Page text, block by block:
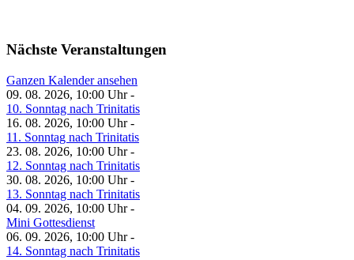
Nächste Veranstaltungen
Ganzen Kalender ansehen
09. 08. 2026, 10:00 Uhr -
10. Sonntag nach Trinitatis
16. 08. 2026, 10:00 Uhr -
11. Sonntag nach Trinitatis
23. 08. 2026, 10:00 Uhr -
12. Sonntag nach Trinitatis
30. 08. 2026, 10:00 Uhr -
13. Sonntag nach Trinitatis
04. 09. 2026, 10:00 Uhr -
Mini Gottesdienst
06. 09. 2026, 10:00 Uhr -
14. Sonntag nach Trinitatis